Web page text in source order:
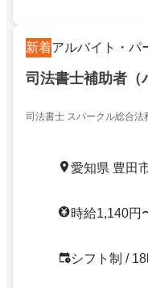
新着アルバイト・パ
司法書士補助者（
司法書士 スパークル総合法
愛知県 豊田
時給1,140円
シフト制 /